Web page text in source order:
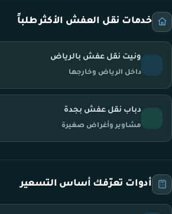
خدمات نقل العفش الأكثر طلباً
ونيت نقل عفش بالرياض
داخل الرياض وخارجها
دباب نقل عفش بجدة
مشاوير وأغراض صغيرة
أدوات تعرّفك أساس التسعير